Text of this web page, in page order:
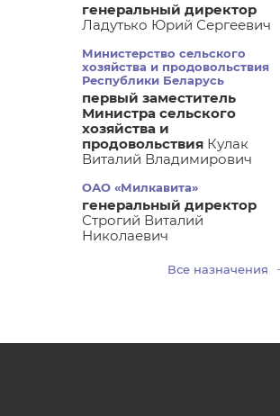
генеральный директор
Ладутько Юрий Сергеевич
Министерство сельского
хозяйства и продовольствия
Республики Беларусь
первый заместитель
Министра сельского
хозяйства и
продовольствия Кулак
Виталий Владимирович
ОАО «Милкавита»
генеральный директор
Строгий Виталий
Николаевич
Все назначения